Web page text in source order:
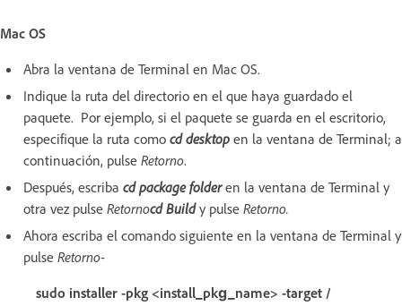
Mac OS
Abra la ventana de Terminal en Mac OS.
Indique la ruta del directorio en el que haya guardado el
paquete. Por ejemplo, si el paquete se guarda en el escritorio,
especifique la ruta como cd desktop en la ventana de Terminal; a
continuación, pulse Retorno.
Después, escriba cd package folderen la ventana de Terminal y
otra vez pulse Retornocd Build y pulse Retorno.
Ahora escriba el comando siguiente en la ventana de Terminal y
pulse Retorno-
sudo installer -pkg <install_pkg_name> -target /